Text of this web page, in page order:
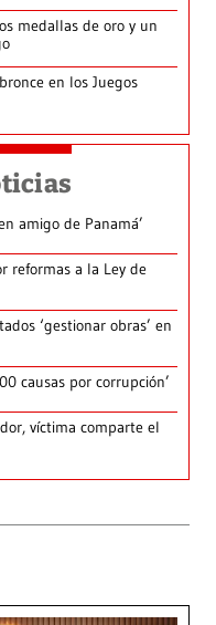
medallas de oro y un
en los Juegos
amigo de Panamá’
reformas a la Ley de
‘gestionar obras’ en
causas por corrupción’
víctima comparte el